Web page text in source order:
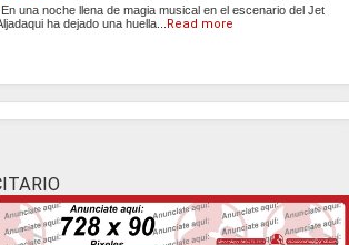
una noche llena de magia musical en el escenario del Jet
ha dejado una huella...
Read more